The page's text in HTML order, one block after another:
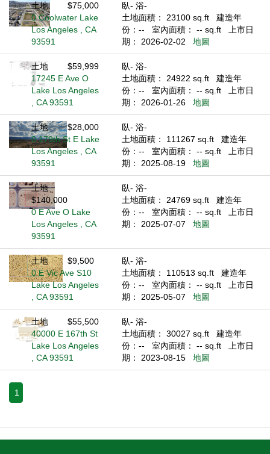
土地
$75,000
0 Coolwater Lake
Los Angeles , CA
93591
臥- 浴-
土地面積： 23100 sq.ft
建造年
份：--
室內面積： -- sq.ft
上市日
期： 2026-02-02
地圖
土地
$59,999
17245 E Ave O
Lake Los Angeles
, CA 93591
臥- 浴-
土地面積： 24922 sq.ft
建造年
份：--
室內面積： -- sq.ft
上市日
期： 2026-01-26
地圖
土地
$28,000
0 179th St E Lake
Los Angeles , CA
93591
臥- 浴-
土地面積： 111267 sq.ft
建造年
份：--
室內面積： -- sq.ft
上市日
期： 2025-08-19
地圖
土地
$140,000
0 E Ave O Lake
Los Angeles , CA
93591
臥- 浴-
土地面積： 24769 sq.ft
建造年
份：--
室內面積： -- sq.ft
上市日
期： 2025-07-07
地圖
土地
$9,500
0 E Vic Ave S10
Lake Los Angeles
, CA 93591
臥- 浴-
土地面積： 110513 sq.ft
建造年
份：--
室內面積： -- sq.ft
上市日
期： 2025-05-07
地圖
土地
$55,500
40000 E 167th St
Lake Los Angeles
, CA 93591
臥- 浴-
土地面積： 30027 sq.ft
建造年
份：--
室內面積： -- sq.ft
上市日
期： 2023-08-15
地圖
1